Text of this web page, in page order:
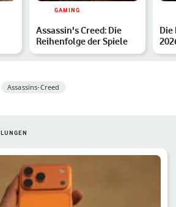
GAMING
Assassin's Creed: Die
Reihenfolge der Spiele
Die
Assassins-Creed